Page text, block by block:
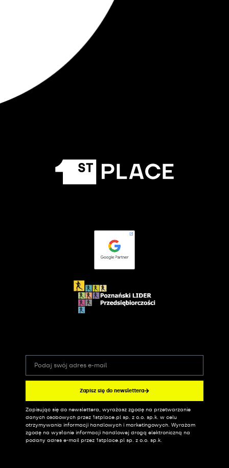
Zapisz się do newslettera
Alternative:
Zapisując się do newslettera, wyrażasz zgodę na przetwarzanie
danych osobowych przez 1stplace.pl sp. z o.o. sp.k. w celu
otrzymywania informacji handlowych i marketingowych. Wyrażam
zgodę na wysłanie informacji handlowej drogą elektroniczną na
podany adres e-mail przez 1stplace.pl sp. z o.o. sp.k.